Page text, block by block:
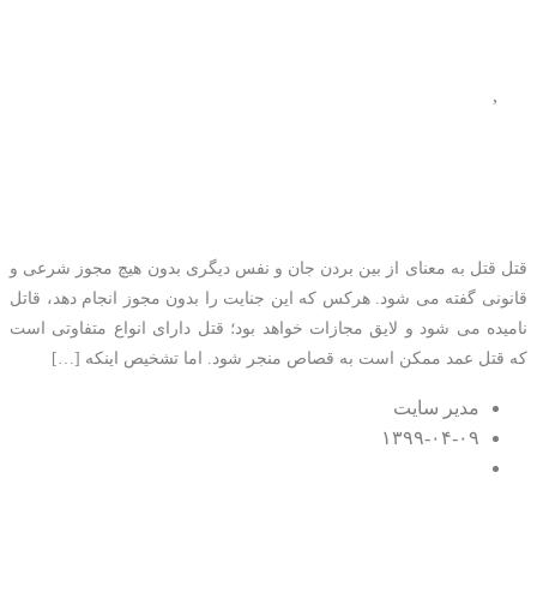
,
قتل قتل به معنای از بین بردن جان و نفس دیگری بدون هیچ مجوز شرعی و
قانونی گفته می شود. هرکس که این جنایت را بدون مجوز انجام دهد، قاتل
نامیده می شود و لایق مجازات خواهد بود؛ قتل دارای انواع متفاوتی است
که قتل عمد ممکن است به قصاص منجر شود. اما تشخیص اینکه […]
مدیر سایت
۱۳۹۹-۰۴-۰۹